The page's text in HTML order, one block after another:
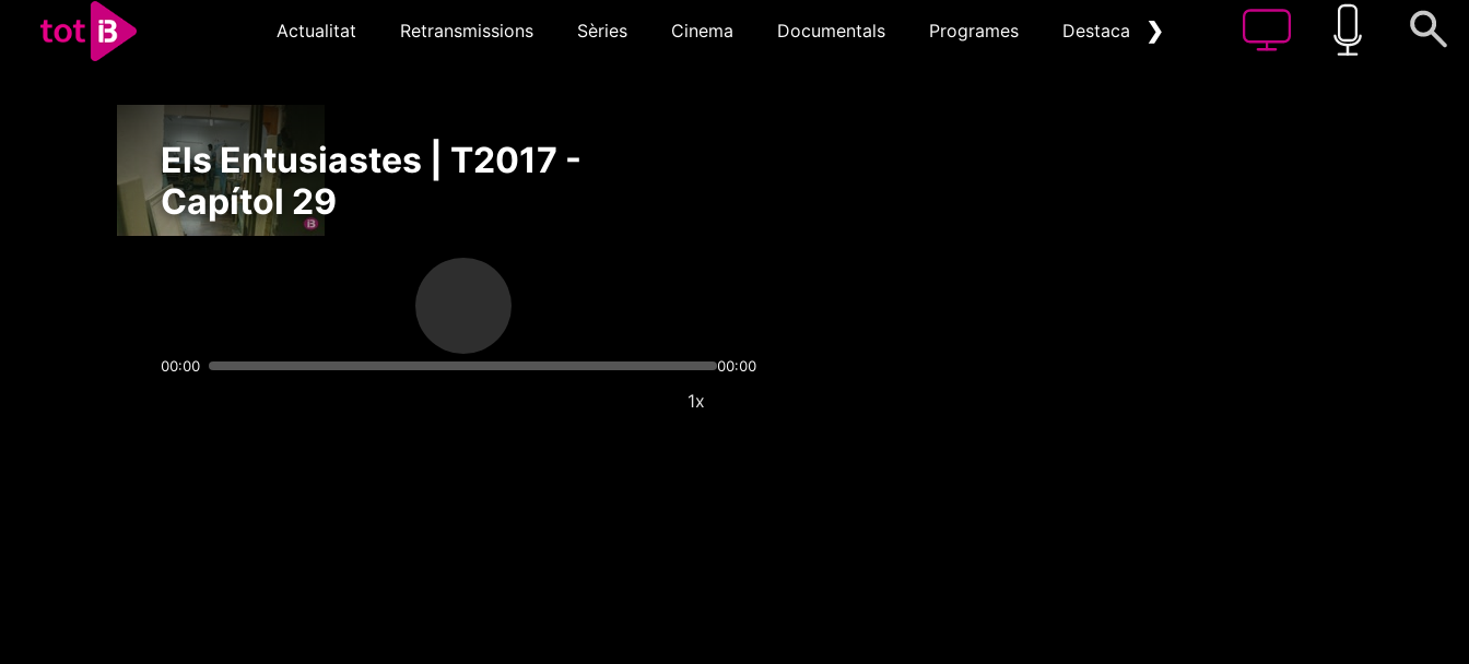
Actualitat Retransmissions Sèries Cinema Documentals Programes Destacat ❯
Els Entusiastes | T2017 -
Capítol 29
00:00 00:00
1x